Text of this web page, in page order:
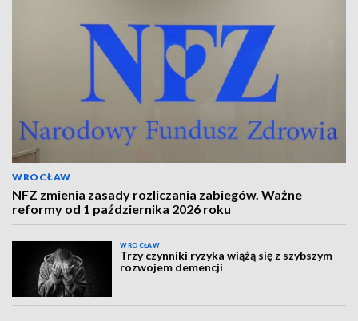
WROCŁAW
NFZ zmienia zasady rozliczania zabiegów. Ważne
reformy od 1 października 2026 roku
WROCŁAW
Trzy czynniki ryzyka wiążą się z szybszym
rozwojem demencji